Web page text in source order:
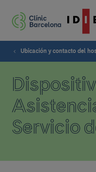
Ubicación y contacto del
Servicio